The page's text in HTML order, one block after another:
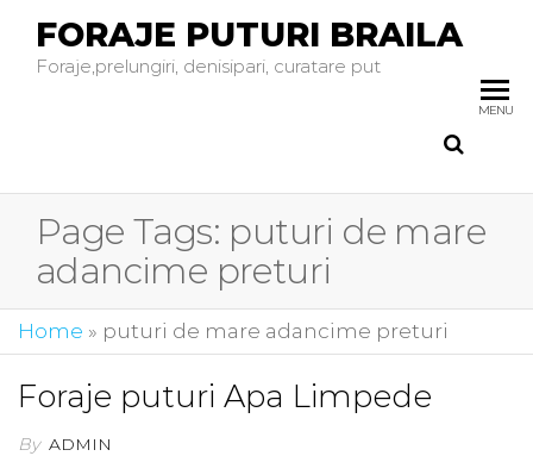
FORAJE PUTURI BRAILA
Foraje,prelungiri, denisipari, curatare put
MENU
Page Tags: puturi de mare
adancime preturi
Home » puturi de mare adancime preturi
Foraje puturi Apa Limpede
By ADMIN